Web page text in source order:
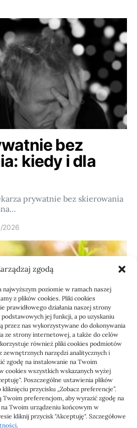
zgodą
najwyższym poziomie w ramach naszej
z plików cookies. Pliki cookies
prawidłowego działania naszej strony
jej funkcji, a po uzyskaniu
przez nas wykorzystywane do dokonywania
ze strony internetowej, a także do celów
również pliki cookies podmiotów
zewnętrznych narzędzi analitycznych i
zgodę na instalowanie na Twoim
cookies wszystkich wskazanych wyżej
Poszczególne ustawienia plików
przycisku „Zobacz preferencje”.
Twoim preferencjom, aby wyrazić zgodę na
Twoim urządzeniu końcowym w
kliknij przycisk "Akceptuję". Szczegółowe
.
bez
kiedy i dla
prywatnie bez skierowania
2026
przejęcie
biuro
czy nowe biuro rachunkowe
dokumentach,…